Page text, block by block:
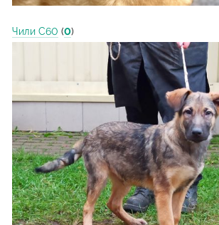
Чили С60 (0)